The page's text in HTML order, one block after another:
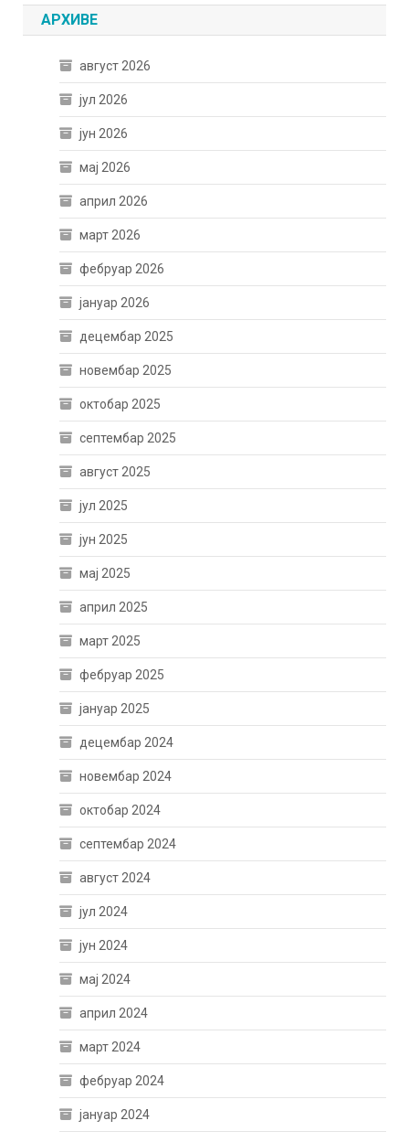
АРХИВЕ
август 2026
јул 2026
јун 2026
мај 2026
април 2026
март 2026
фебруар 2026
јануар 2026
децембар 2025
новембар 2025
октобар 2025
септембар 2025
август 2025
јул 2025
јун 2025
мај 2025
април 2025
март 2025
фебруар 2025
јануар 2025
децембар 2024
новембар 2024
октобар 2024
септембар 2024
август 2024
јул 2024
јун 2024
мај 2024
април 2024
март 2024
фебруар 2024
јануар 2024